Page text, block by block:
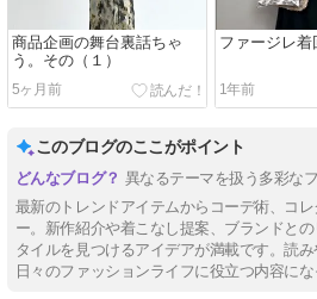
商品企画の舞台裏話ちゃ
う。その（１）
5ヶ月前
ファージレ着
1年前
このブログのここがポイント
異なるテーマを扱う多彩な
最新のトレンドアイテムからコーデ術、コ
ー。新作紹介や着こなし提案、ブランドと
タイルを見つけるアイデアが満載です。読み
日々のファッションライフに役立つ内容にな